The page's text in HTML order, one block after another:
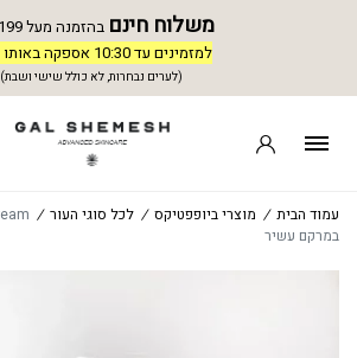
משלוח חינם בהזמנה מעל 199 ש״ח
למזמינים עד 10:30 אספקה באותו היום
(לערים נבחרות, לא כולל שישי ושבת)
עמוד הבית / מוצרי ביופפטיקס / לכל סוגי העור /
במרקם עשיר